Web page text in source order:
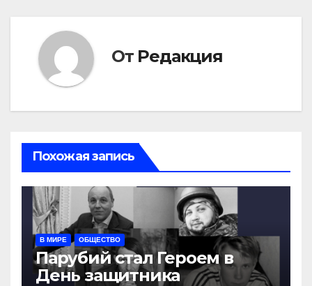
От Редакция
Похожая запись
В МИРЕ ОБЩЕСТВО
Парубий стал Героем в
День защитника